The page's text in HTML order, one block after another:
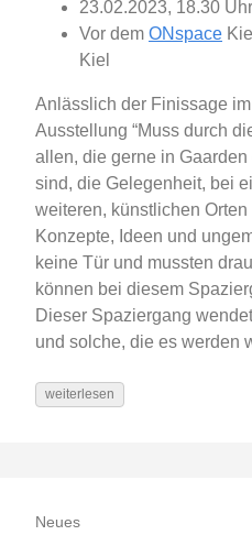
23.02.2023, 18.30
Vor dem ONspace
Kiel
Anlässlich der Finissage
Ausstellung “Muss durch
allen, die gerne in
sind, die Gelegenheit, bei
weiteren, künstlichen
Konzepte, Ideen und
keine Tür und mussten
können bei diesem
Dieser Spaziergang
und solche, die es werden
weiterlesen
Neues